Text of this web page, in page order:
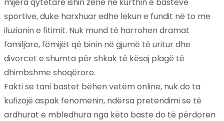
sportive, duke harxhuar edhe lekun e fundit në to me
iluzionin e fitimit. Nuk mund të harrohen dramat
familjare, fëmijët që binin në gjumë të uritur dhe
divorcet e shumta për shkak të kësaj plagë të
dhimbshme shoqërore.
Fakti se tani bastet bëhen vetëm online, nuk do ta
kufizojë aspak fenomenin, ndërsa pretendimi se të
ardhurat e mbledhura nga këto baste do të përdoren